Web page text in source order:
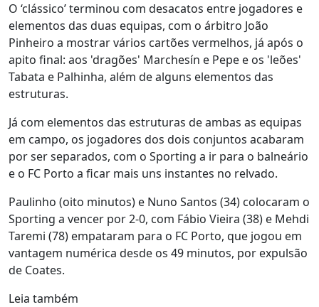
O ‘clássico’ terminou com desacatos entre jogadores e
elementos das duas equipas, com o árbitro João
Pinheiro a mostrar vários cartões vermelhos, já após o
apito final: aos 'dragões' Marchesín e Pepe e os 'leões'
Tabata e Palhinha, além de alguns elementos das
estruturas.
Já com elementos das estruturas de ambas as equipas
em campo, os jogadores dos dois conjuntos acabaram
por ser separados, com o Sporting a ir para o balneário
e o FC Porto a ficar mais uns instantes no relvado.
Paulinho (oito minutos) e Nuno Santos (34) colocaram o
Sporting a vencer por 2-0, com Fábio Vieira (38) e Mehdi
Taremi (78) empataram para o FC Porto, que jogou em
vantagem numérica desde os 49 minutos, por expulsão
de Coates.
Leia também